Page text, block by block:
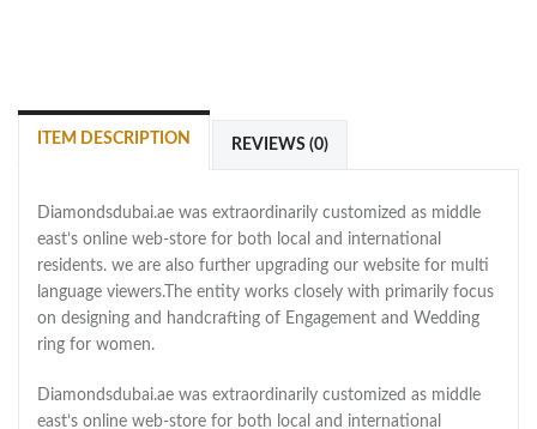
ITEM DESCRIPTION REVIEWS (0)
Diamondsdubai.ae was extraordinarily customized as middle
east’s online web-store for both local and international
residents. we are also further upgrading our website for multi
language viewers.The entity works closely with primarily focus
on designing and handcrafting of Engagement and Wedding
ring for women.
Diamondsdubai.ae was extraordinarily customized as middle
east’s online web-store for both local and international